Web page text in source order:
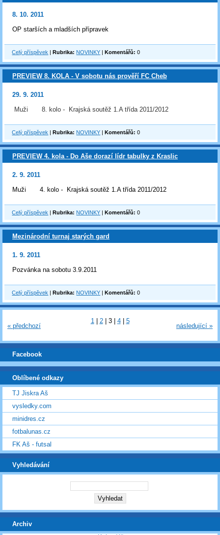
8. 10. 2011
OP starších a mladších přípravek
Celý příspěvek |Rubrika: NOVINKY |Komentářů: 0
PREVIEW 8. KOLA - V sobotu nás prověří FC Cheb
29. 9. 2011
Muži 8. kolo - Krajská soutěž 1.A třída 2011/2012
Celý příspěvek |Rubrika: NOVINKY |Komentářů: 0
PREVIEW 4. kola - Do Aše dorazí lídr tabulky z Kraslic
2. 9. 2011
Muži 4. kolo - Krajská soutěž 1.A třída 2011/2012
Celý příspěvek |Rubrika: NOVINKY |Komentářů: 0
Mezinárodní turnaj starých gard
1. 9. 2011
Pozvánka na sobotu 3.9.2011
Celý příspěvek |Rubrika: NOVINKY |Komentářů: 0
« předchozí
1 2 3 4 5
následující »
Facebook
Oblíbené odkazy
TJ Jiskra Aš
vysledky.com
minidres.cz
fotbalunas.cz
FK Aš - futsal
Vyhledávání
Archiv